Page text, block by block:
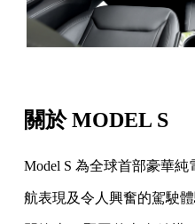
關於 MODEL S
Model S 為全球首部豪華
航表現及令人興奮的駕駛